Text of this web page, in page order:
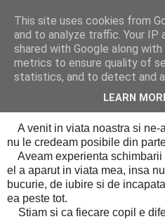
Cealalta
vineri, martie 21, 2014
A venit in viata noastra si ne-
nu le credeam posibile din
Aveam experienta schimbarii
el a aparut in viata mea, insa
bucurie, de iubire si de
ea peste tot.
Stiam si ca fiecare copil e
This site uses cookies from
and to analyze traffic. Your IP
shared with Google along
metrics to ensure quality of
statistics, and to detect and
LEARN